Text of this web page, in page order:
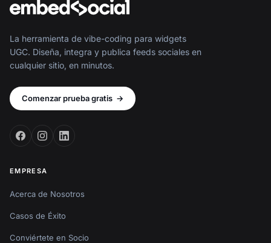
La herramienta de vibe-coding para widgets
UGC. Diseña, integra y publica feeds sociales en
cualquier sitio, en minutos.
Comenzar prueba gratis →
EMPRESA
Acerca de Nosotros
Casos de Éxito
Conviértete en Socio